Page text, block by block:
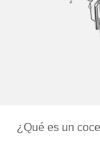
¿Qué es un